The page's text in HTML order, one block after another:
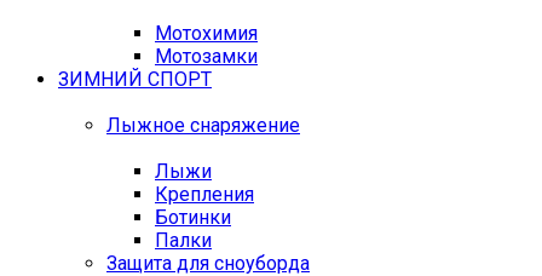
Мотохимия
Мотозамки
ЗИМНИЙ СПОРТ
Лыжное снаряжение
Лыжи
Крепления
Ботинки
Палки
Защита для сноуборда